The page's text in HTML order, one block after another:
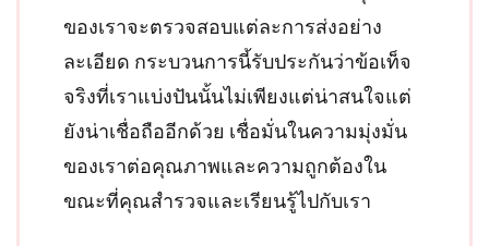
ของเราจะตรวจสอบแต่ละการส่งอย่าง
ละเอียด กระบวนการนี้รับประกันว่าข้อเท็จ
จริงที่เราแบ่งปันนั้นไม่เพียงแต่น่าสนใจแต่
ยังน่าเชื่อถืออีกด้วย เชื่อมั่นในความมุ่งมั่น
ของเราต่อคุณภาพและความถูกต้องใน
ขณะที่คุณสำรวจและเรียนรู้ไปกับเรา